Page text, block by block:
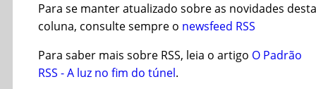
Para se manter atualizado sobre as novidades desta
coluna, consulte sempre o newsfeed RSS
Para saber mais sobre RSS, leia o artigo O Padrão
RSS - A luz no fim do túnel.